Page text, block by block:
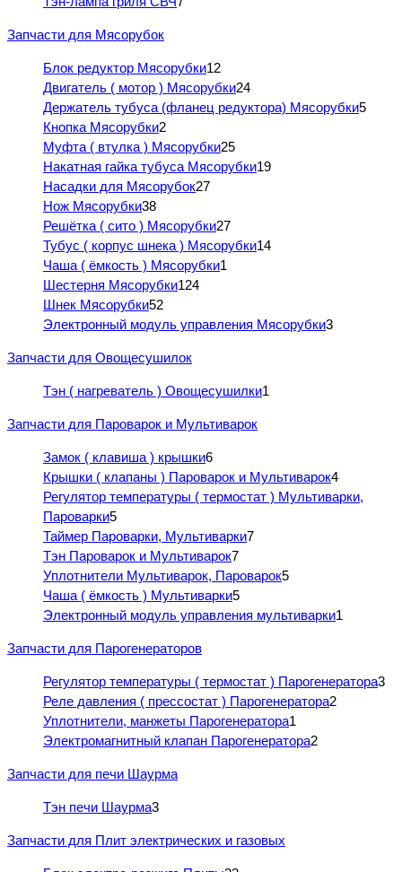
Запчасти для Мясорубок
Блок редуктор Мясорубки12
Двигатель ( мотор ) Мясорубки24
Держатель тубуса (фланец редуктора) Мясорубки5
Кнопка Мясорубки2
Муфта ( втулка ) Мясорубки25
Накатная гайка тубуса Мясорубки19
Насадки для Мясорубок27
Нож Мясорубки38
Решётка ( сито ) Мясорубки27
Тубус ( корпус шнека ) Мясорубки14
Чаша ( ёмкость ) Мясорубки1
Шестерня Мясорубки124
Шнек Мясорубки52
Электронный модуль управления Мясорубки3
Запчасти для Овощесушилок
Тэн ( нагреватель ) Овощесушилки1
Запчасти для Пароварок и Мультиварок
Замок ( клавиша ) крышки6
Крышки ( клапаны ) Пароварок и Мультиварок4
Регулятор температуры ( термостат ) Мультиварки,
Пароварки5
Таймер Пароварки, Мультиварки7
Тэн Пароварок и Мультиварок7
Уплотнители Мультиварок, Пароварок5
Чаша ( ёмкость ) Мультиварки5
Электронный модуль управления мультиварки1
Запчасти для Парогенераторов
Регулятор температуры ( термостат ) Парогенератора3
Реле давления ( прессостат ) Парогенератора2
Уплотнители, манжеты Парогенератора1
Электромагнитный клапан Парогенератора2
Запчасти для печи Шаурма
Тэн печи Шаурма3
Запчасти для Плит электрических и газовых